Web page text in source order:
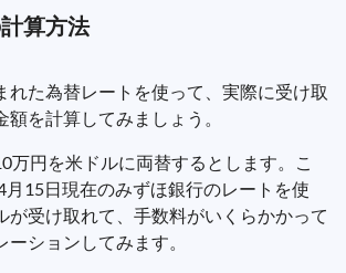
算方法
れた為替レートを使って、実際に受け取
額を計算してみましょう。
万円を米ドルに両替するとします。こ
月15日現在のみずほ銀行のレートを使
が受け取れて、手数料がいくらかかって
ションしてみます。